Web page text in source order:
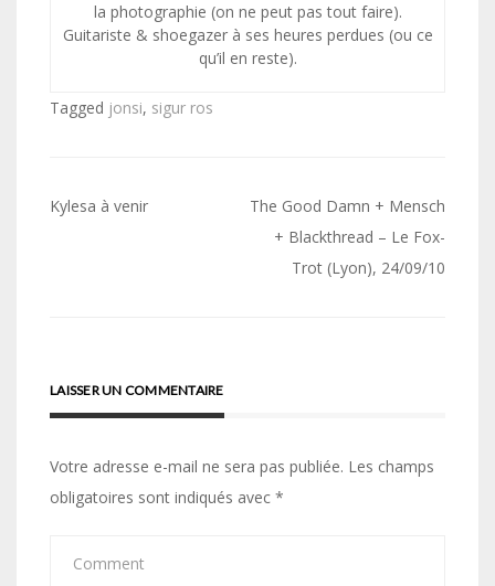
la photographie (on ne peut pas tout faire).
Guitariste & shoegazer à ses heures perdues (ou ce
qu’il en reste).
Tagged jonsi, sigur ros
Navigation
Kylesa à venir
The Good Damn + Mensch
+ Blackthread – Le Fox-
Trot (Lyon), 24/09/10
LAISSER UN COMMENTAIRE
Votre adresse e-mail ne sera pas publiée. Les champs
obligatoires sont indiqués avec *